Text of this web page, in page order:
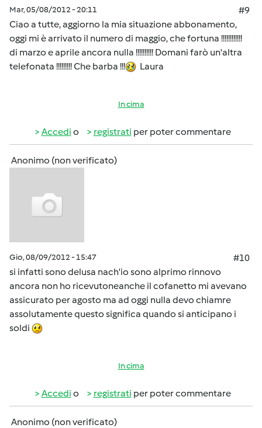
Mar, 05/08/2012 - 20:11
#9
Ciao a tutte, aggiorno la mia situazione abbonamento,
oggi mi è arrivato il numero di maggio, che fortuna !!!!!!!!!!!!
di marzo e aprile ancora nulla !!!!!!!!!! Domani farò un'altra
telefonata !!!!!!!!! Che barba !!!
Laura
In cima
Accedi o registrati per poter commentare
Anonimo (non verificato)
Gio, 08/09/2012 - 15:47
#10
si infatti sono delusa nach'io sono alprimo rinnovo
ancora non ho ricevutoneanche il cofanetto mi avevano
assicurato per agosto ma ad oggi nulla devo chiamre
assolutamente questo significa quando si anticipano i
soldi
In cima
Accedi o registrati per poter commentare
Anonimo (non verificato)